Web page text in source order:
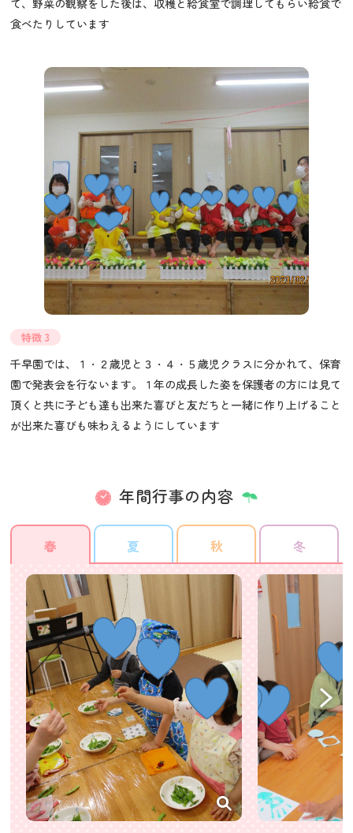
て、野菜の観察をした後は、収穫と給食室で調理してもらい給食で
食べたりしています
特徴 3
千早園では、１・２歳児と３・４・５歳児クラスに分かれて、保育
園で発表会を行ないます。１年の成長した姿を保護者の方には見て
頂くと共に子ども達も出来た喜びと友だちと一緒に作り上げること
が出来た喜びも味わえるようにしています
年間行事の内容
春 夏 秋 冬